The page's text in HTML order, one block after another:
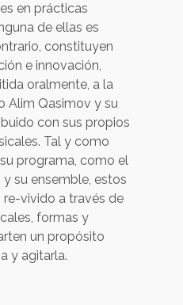
en prácticas
de ellas es
constituyen
e innovación,
oralmente, a la
Alim Qasimov y su
con sus propios
Tal y como
programa, como el
su ensemble, estos
vivido a través de
formas y
un propósito
y agitarla.